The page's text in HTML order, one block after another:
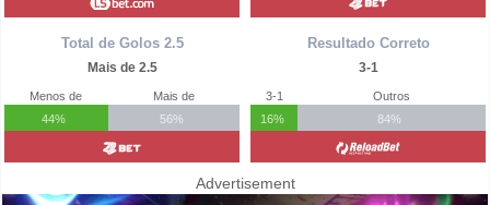
Total de Golos 2.5
Mais de 2.5
Menos de
44%
Mais de
56%
Resultado Correto
3-1
3-1
16%
Outros
84%
Advertisement